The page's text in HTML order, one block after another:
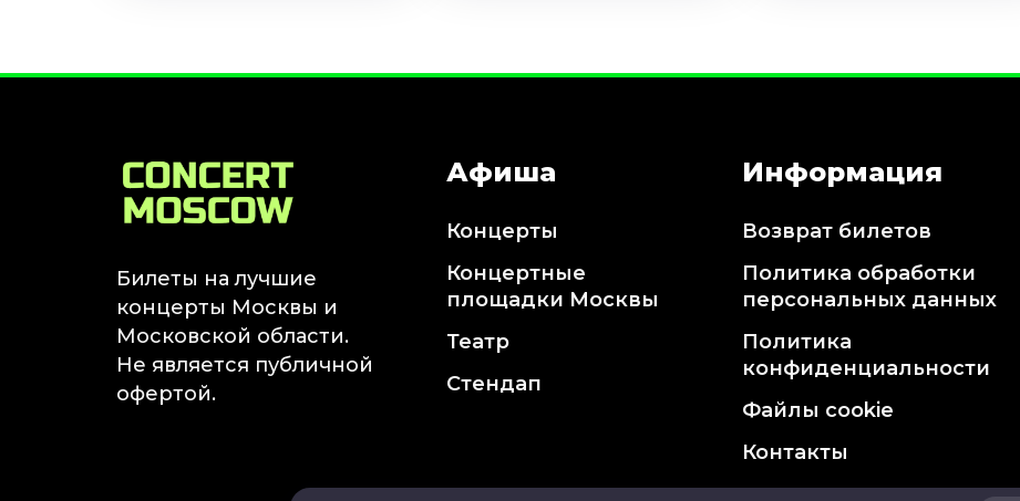
Билеты на лучшие
концерты Москвы и
Московской области.
Не является публичной
офертой.
Афиша
Концерты
Концертные
площадки Москвы
Театр
Стендап
Информация
Возврат билетов
Политика обработки
персональных данных
Политика
конфиденциальности
Файлы cookie
Контакты